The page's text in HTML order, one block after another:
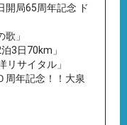
局65周年記念 ド
」
3日70km」
サイタル」
周年記念！！大泉